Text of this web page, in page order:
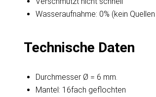
Wasseraufnahme: 0% (kein
Technische Daten
Durchmesser Ø = 6 mm.
Mantel: 16fach geflochten